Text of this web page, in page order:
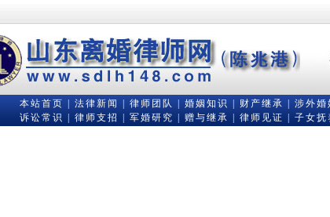
本站首页 法律新闻 律师团队 婚姻知识 财产继承 涉外婚
诉讼常识
律师支招 军婚研究 赠与继承 律师见证 子女抚